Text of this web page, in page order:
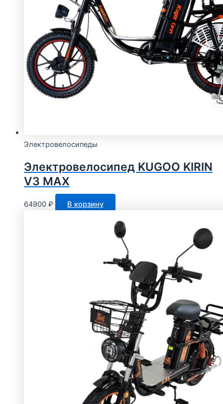
Электровелосипеды
Электровелосипед KUGOO KIRIN
V3 MAX
64900 ₽ В корзину